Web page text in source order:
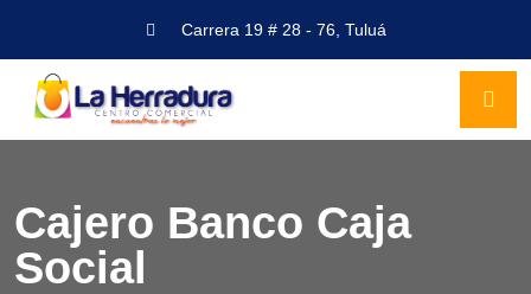
Carrera 19 # 28 - 76, Tuluá
Cajero Banco Caja
Social